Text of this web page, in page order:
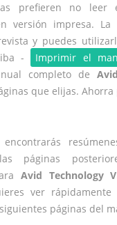
prefieren no leer
versión impresa. La
y puedes
-
Imprimir el
completo de
que elijas. Ahorra
páginas
Avid Technology
ver
páginas del